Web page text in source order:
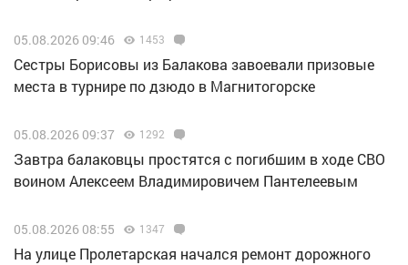
05.08.2026 09:46 1453
Сестры Борисовы из Балакова завоевали призовые
места в турнире по дзюдо в Магнитогорске
05.08.2026 09:37 1292
Завтра балаковцы простятся с погибшим в ходе СВО
воином Алексеем Владимировичем Пантелеевым
05.08.2026 08:55 1347
На улице Пролетарская начался ремонт дорожного